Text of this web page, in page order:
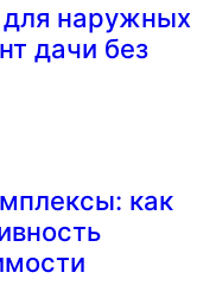
наружных
дачи без
как